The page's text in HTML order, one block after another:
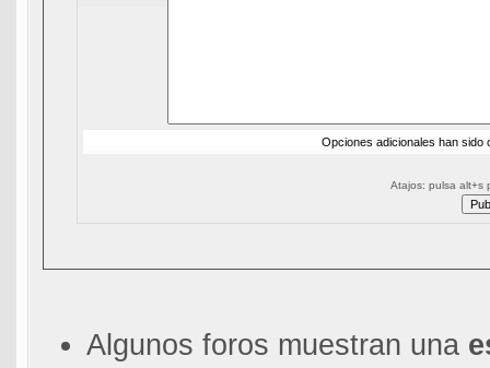
Opciones adicionales han sido
Atajos: pulsa alt+s
Algunos foros muestran una